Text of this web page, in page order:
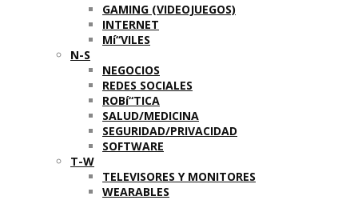
GAMING (VIDEOJUEGOS)
INTERNET
Mí“VILES
N-S
NEGOCIOS
REDES SOCIALES
ROBí“TICA
SALUD/MEDICINA
SEGURIDAD/PRIVACIDAD
SOFTWARE
T-W
TELEVISORES Y MONITORES
WEARABLES